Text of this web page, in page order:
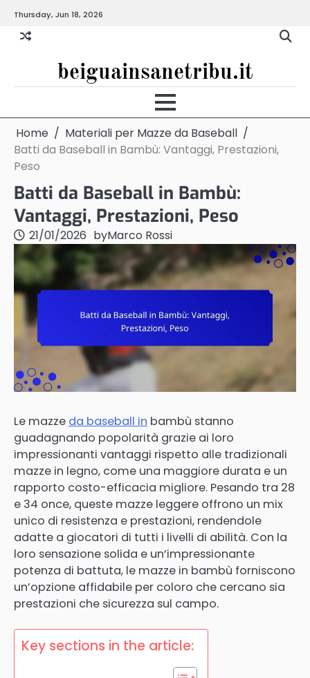
content
Thursday, Jun 18, 2026
beiguainsanetribu.it
Home
Materiali per Mazze da Baseball
Batti da Baseball in Bambù: Vantaggi, Prestazioni,
Peso
Batti da Baseball in Bambù:
Vantaggi, Prestazioni, Peso
21/01/2026 byMarco Rossi
Le mazze da baseball in bambù stanno
guadagnando popolarità grazie ai loro
impressionanti vantaggi rispetto alle tradizionali
mazze in legno, come una maggiore durata e un
rapporto costo-efficacia migliore. Pesando tra 28
e 34 once, queste mazze leggere offrono un mix
unico di resistenza e prestazioni, rendendole
adatte a giocatori di tutti i livelli di abilità. Con la
loro sensazione solida e un’impressionante
potenza di battuta, le mazze in bambù forniscono
un’opzione affidabile per coloro che cercano sia
prestazioni che sicurezza sul campo.
Key sections in the article: